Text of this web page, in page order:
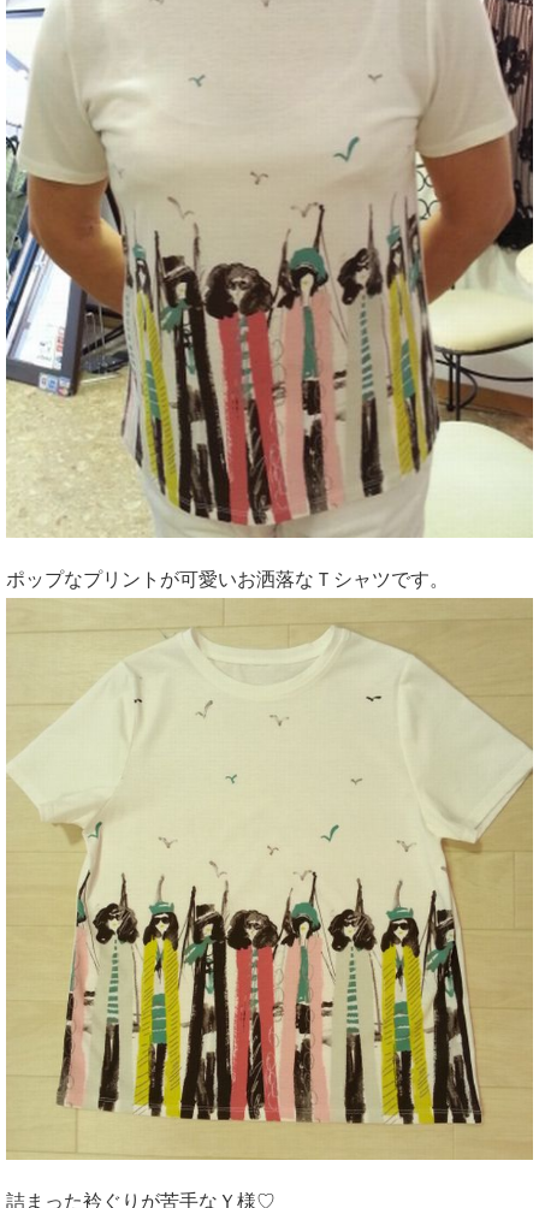
ポップなプリントが可愛いお洒落なＴシャツです。
詰まった衿ぐりが苦手なＹ様♡